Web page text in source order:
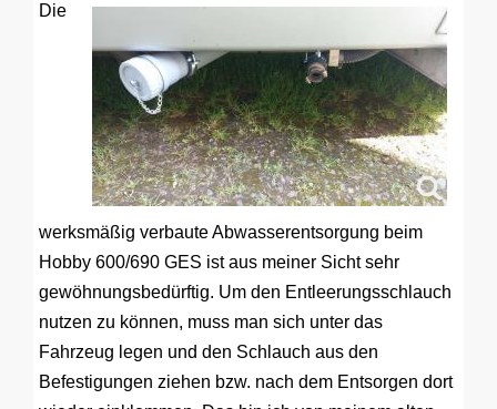
Die
werksmäßig verbaute Abwasserentsorgung beim
Hobby 600/690 GES ist aus meiner Sicht sehr
gewöhnungsbedürftig. Um den Entleerungsschlauch
nutzen zu können, muss man sich unter das
Fahrzeug legen und den Schlauch aus den
Befestigungen ziehen bzw. nach dem Entsorgen dort